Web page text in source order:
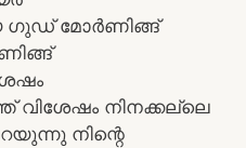
ഗുഡ് മോർണിങ്ങ്
നിനക്കല്ലെ
നിന്റെ